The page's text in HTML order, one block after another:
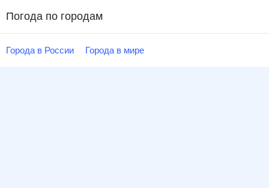
Погода по городам
Города в России Города в мире